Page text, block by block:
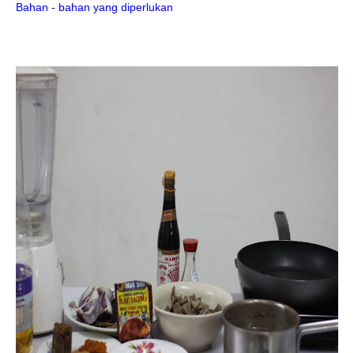
Bahan - bahan yang diperlukan